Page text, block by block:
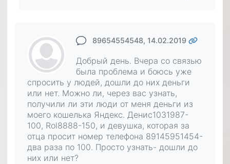
89654554548, 14.02.2019
Добрый день. Вчера со связью
была проблема и боюсь уже
спросить у людей, дошли до них деньги
или нет. Можно ли, через вас узнать,
получили ли эти люди от меня деньги из
моего кошелька Яндекс. Денис1031987-
100, Rol8888-150, и девушка, которая за
отца просит номер телефона 89145951454-
два раза по 100. Просто узнать- дошли до
них или нет?